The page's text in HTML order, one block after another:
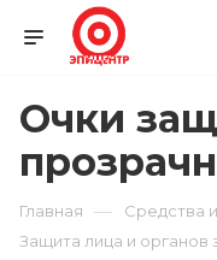
Очки
Главная — Средства
Защита лица и органов